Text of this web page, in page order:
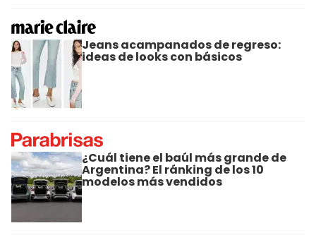
Jeans acampanados de regreso:
ideas de looks con básicos
¿Cuál tiene el baúl más grande de
Argentina? El ránking de los 10
modelos más vendidos